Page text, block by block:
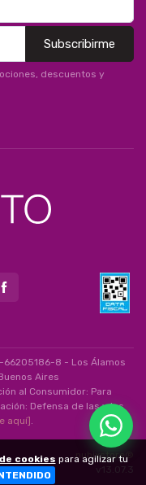
Subscribirme
descuentos y
66205186-8 - Los Álamos
Aires
al Consumidor: Para
Defensa de las y los
aquí] .
nubixstore®
v13.07.3
cookies para agilizar tu